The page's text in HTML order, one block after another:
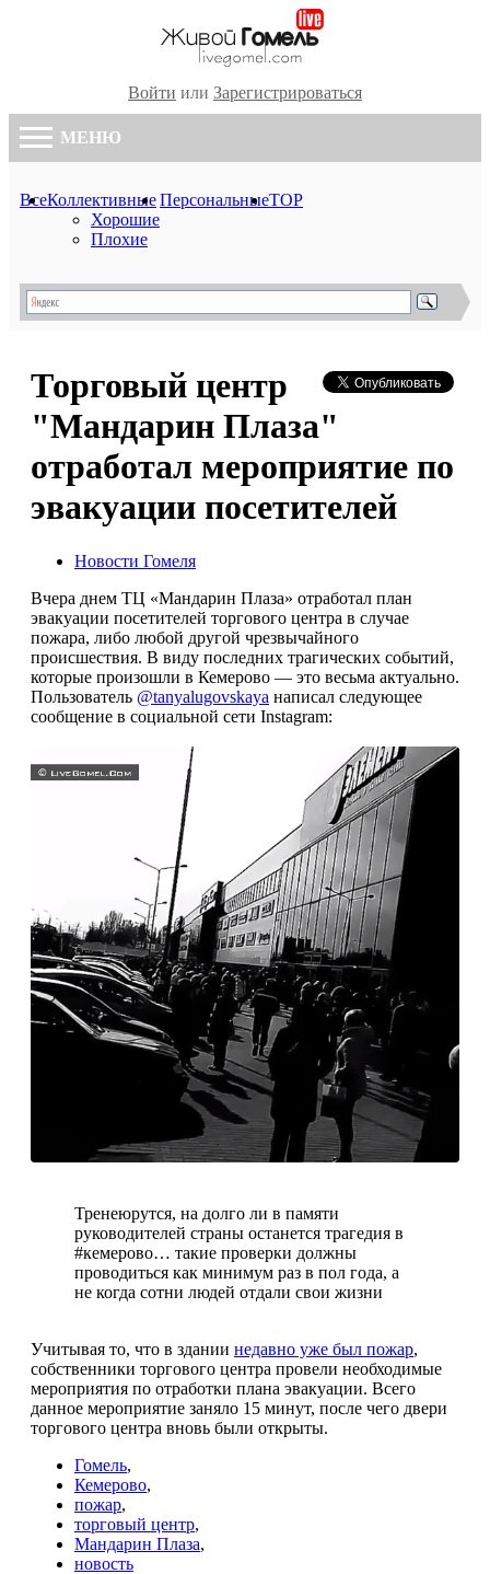
Войти или Зарегистрироваться
МЕНЮ
ВсеКоллективные
Хорошие
Плохие
ПерсональныеTOP
Торговый центр
"Мандарин Плаза"
отработал мероприятие по
эвакуации посетителей
Новости Гомеля
Вчера днем ТЦ «Мандарин Плаза» отработал план
эвакуации посетителей торгового центра в случае
пожара, либо любой другой чрезвычайного
происшествия. В виду последних трагических событий,
которые произошли в Кемерово — это весьма актуально.
Пользователь @tanyalugovskaya написал следующее
сообщение в социальной сети Instagram:
Тренеюрутся, на долго ли в памяти
руководителей страны останется трагедия в
#кемерово… такие проверки должны
проводиться как минимум раз в пол года, а
не когда сотни людей отдали свои жизни
Учитывая то, что в здании недавно уже был пожар,
собственники торгового центра провели необходимые
мероприятия по отработки плана эвакуации. Всего
данное мероприятие заняло 15 минут, после чего двери
торгового центра вновь были открыты.
Гомель,
Кемерово,
пожар,
торговый центр,
Мандарин Плаза,
новость